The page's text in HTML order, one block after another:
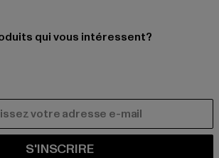
qui vous intéressent?
S'INSCRIRE